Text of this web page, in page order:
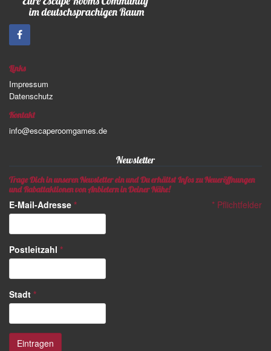
Links
Impressum
Datenschutz
Kontakt
info@escaperoomgames.de
Newsletter
Trage Dich in unseren Newsletter ein und Du erhältst Infos zu Neueröffnungen
und Rabattaktionen von Anbietern in Deiner Nähe!
* Pflichtfelder
E-Mail-Adresse *
Postleitzahl *
Stadt *